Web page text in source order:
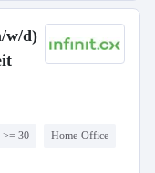
w/d)
>= 30 Home-Office